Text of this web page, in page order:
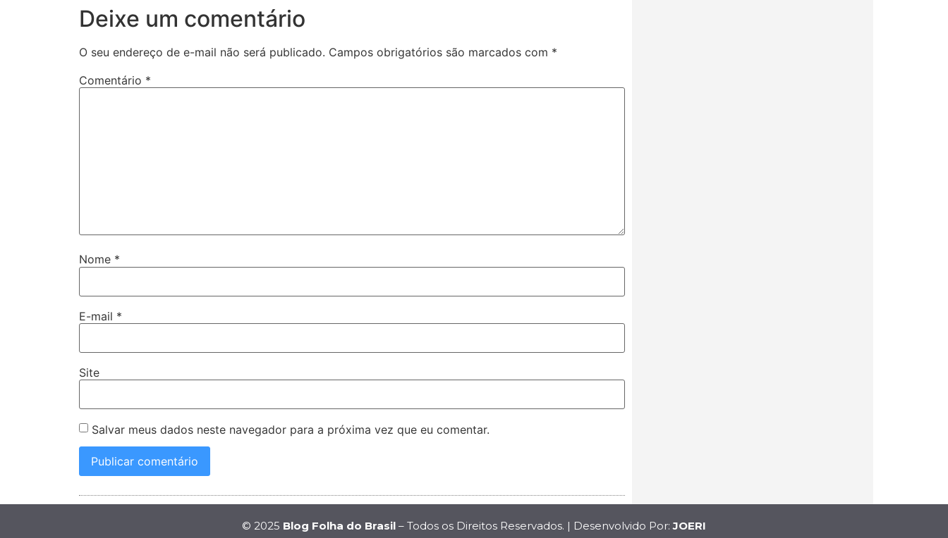
Deixe um comentário
O seu endereço de e-mail não será publicado. Campos obrigatórios são marcados com *
Comentário *
Nome *
E-mail *
Site
Salvar meus dados neste navegador para a próxima vez que eu comentar.
© 2025 Blog Folha do Brasil – Todos os Direitos Reservados. | Desenvolvido Por:JOERI